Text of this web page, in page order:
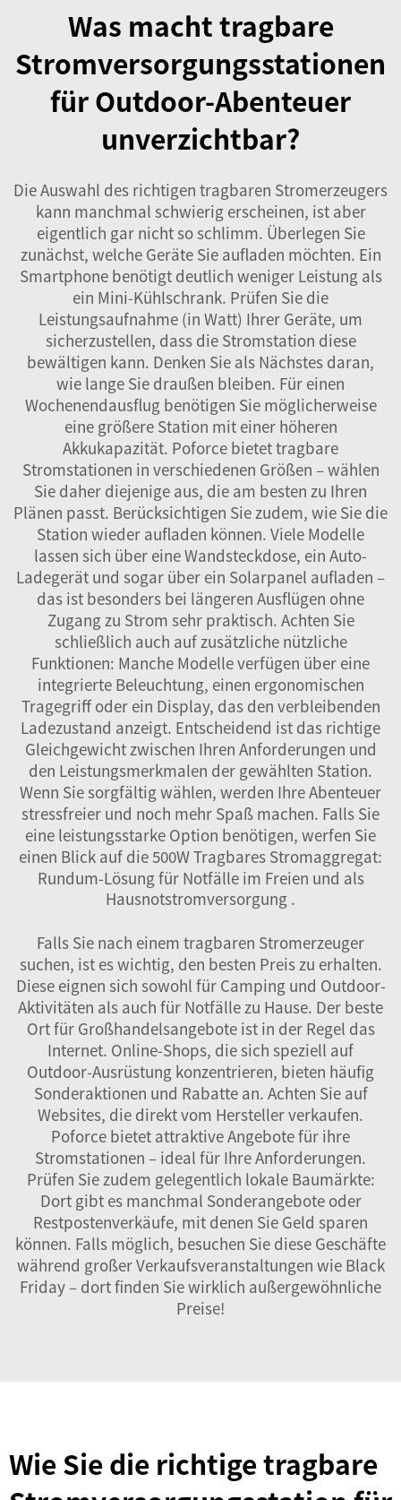
Was macht tragbare
Stromversorgungsstationen
für Outdoor-Abenteuer
unverzichtbar?
Die Auswahl des richtigen tragbaren Stromerzeugers
kann manchmal schwierig erscheinen, ist aber
eigentlich gar nicht so schlimm. Überlegen Sie
zunächst, welche Geräte Sie aufladen möchten. Ein
Smartphone benötigt deutlich weniger Leistung als
ein Mini-Kühlschrank. Prüfen Sie die
Leistungsaufnahme (in Watt) Ihrer Geräte, um
sicherzustellen, dass die Stromstation diese
bewältigen kann. Denken Sie als Nächstes daran,
wie lange Sie draußen bleiben. Für einen
Wochenendausflug benötigen Sie möglicherweise
eine größere Station mit einer höheren
Akkukapazität. Poforce bietet tragbare
Stromstationen in verschiedenen Größen – wählen
Sie daher diejenige aus, die am besten zu Ihren
Plänen passt. Berücksichtigen Sie zudem, wie Sie die
Station wieder aufladen können. Viele Modelle
lassen sich über eine Wandsteckdose, ein Auto-
Ladegerät und sogar über ein Solarpanel aufladen –
das ist besonders bei längeren Ausflügen ohne
Zugang zu Strom sehr praktisch. Achten Sie
schließlich auch auf zusätzliche nützliche
Funktionen: Manche Modelle verfügen über eine
integrierte Beleuchtung, einen ergonomischen
Tragegriff oder ein Display, das den verbleibenden
Ladezustand anzeigt. Entscheidend ist das richtige
Gleichgewicht zwischen Ihren Anforderungen und
den Leistungsmerkmalen der gewählten Station.
Wenn Sie sorgfältig wählen, werden Ihre Abenteuer
stressfreier und noch mehr Spaß machen. Falls Sie
eine leistungsstarke Option benötigen, werfen Sie
einen Blick auf die500W Tragbares Stromaggregat:
Rundum-Lösung für Notfälle im Freien und als
Hausnotstromversorgung .
Falls Sie nach einem tragbaren Stromerzeuger
suchen, ist es wichtig, den besten Preis zu erhalten.
Diese eignen sich sowohl für Camping und Outdoor-
Aktivitäten als auch für Notfälle zu Hause. Der beste
Ort für Großhandelsangebote ist in der Regel das
Internet. Online-Shops, die sich speziell auf
Outdoor-Ausrüstung konzentrieren, bieten häufig
Sonderaktionen und Rabatte an. Achten Sie auf
Websites, die direkt vom Hersteller verkaufen.
Poforce bietet attraktive Angebote für ihre
Stromstationen – ideal für Ihre Anforderungen.
Prüfen Sie zudem gelegentlich lokale Baumärkte:
Dort gibt es manchmal Sonderangebote oder
Restpostenverkäufe, mit denen Sie Geld sparen
können. Falls möglich, besuchen Sie diese Geschäfte
während großer Verkaufsveranstaltungen wie Black
Friday – dort finden Sie wirklich außergewöhnliche
Preise!
Wie Sie die richtige tragbare